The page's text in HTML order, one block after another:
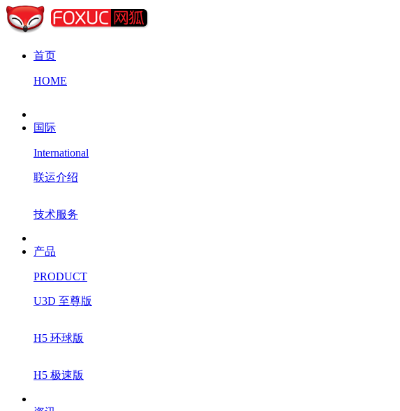
首页
HOME
国际
International
联运介绍
技术服务
产品
PRODUCT
U3D 至尊版
H5 环球版
H5 极速版